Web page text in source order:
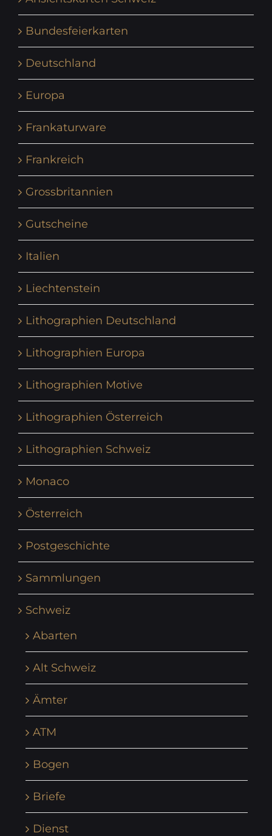
Bundesfeierkarten
Deutschland
Europa
Frankaturware
Frankreich
Grossbritannien
Gutscheine
Italien
Liechtenstein
Lithographien Deutschland
Lithographien Europa
Lithographien Motive
Lithographien Österreich
Lithographien Schweiz
Monaco
Österreich
Postgeschichte
Sammlungen
Schweiz
Abarten
Alt Schweiz
Ämter
ATM
Bogen
Briefe
Dienst